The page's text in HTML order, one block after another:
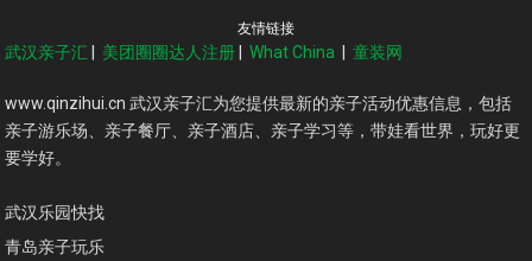
友情链接
武汉亲子汇 美团圈圈达人注册 |What China |童装网
www.qinzihui.cn 武汉亲子汇为您提供最新的亲子活动优惠信息，包括
亲子游乐场、亲子餐厅、亲子酒店、亲子学习等，带娃看世界，玩好更
要学好。
武汉乐园快找
青岛亲子玩乐